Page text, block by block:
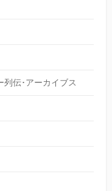
列伝･アーカイブス